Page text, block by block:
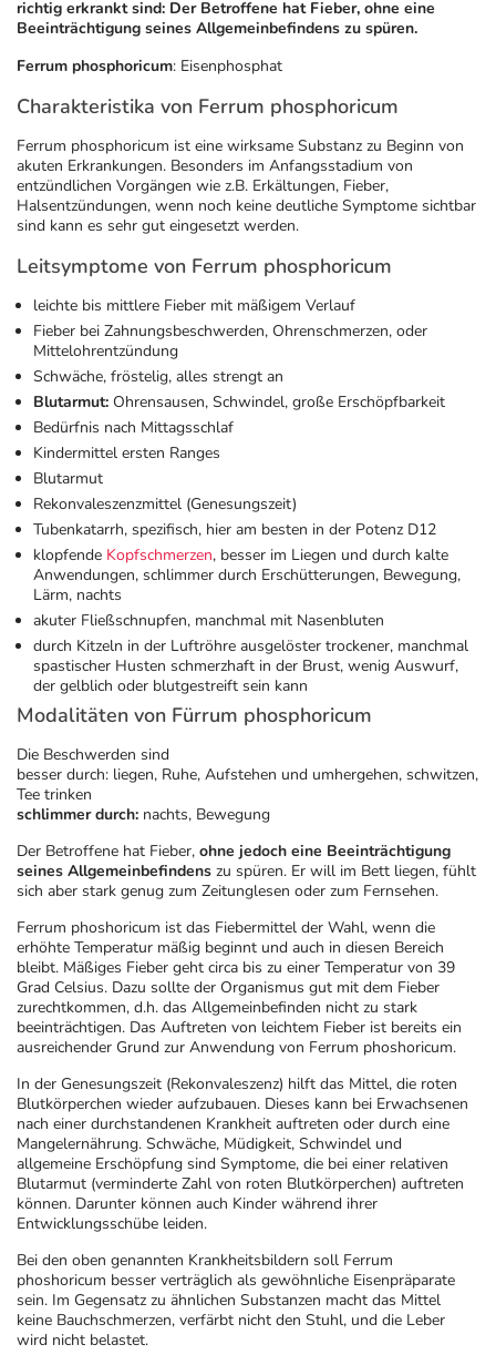
Körperpflege & Kosmetik
Liebe & Erotik
Mutter & Kind
Nahrungsergänzung
Natur & Homöopathie
Sanitätshaus
Sport & Fitness
Tierapotheke
Vitamine & Mineralstoffe
Marken
Aktuelle Coupons 7
Summer SALE
Reiseapotheke
Insektenschutz
Sonnenpflege
Sommerpflege für Haar und Kopfhaut
Täglich gut versorgt
Kontakt
Ratgeber
Beliebte Beiträge
E-Rezept einlösen
E-Rezept App
Avene & Ducray Deals
Eucerin Deals
Evolsin Deals
Frontline & Frontpro Deals
Nattermann Deals
R(h)ein Nutrition Deals
Refluthin, Lasea & Carmenthin Deals
Salus Deals
richtig erkrankt sind: Der Betroffene hat Fieber, ohne eine
Beeinträchtigung seines Allgemeinbefindens zu spüren.
Ferrum phosphoricum: Eisenphosphat
Charakteristika von Ferrum phosphoricum
Ferrum phosphoricum ist eine wirksame Substanz zu Beginn von
akuten Erkrankungen. Besonders im Anfangsstadium von
entzündlichen Vorgängen wie z.B. Erkältungen, Fieber,
Halsentzündungen, wenn noch keine deutliche Symptome sichtbar
sind kann es sehr gut eingesetzt werden.
Leitsymptome von Ferrum phosphoricum
leichte bis mittlere Fieber mit mäßigem Verlauf
Fieber bei Zahnungsbeschwerden, Ohrenschmerzen, oder
Mittelohrentzündung
Schwäche, fröstelig, alles strengt an
Blutarmut: Ohrensausen, Schwindel, große Erschöpfbarkeit
Bedürfnis nach Mittagsschlaf
Kindermittel ersten Ranges
Blutarmut
Rekonvaleszenzmittel (Genesungszeit)
Tubenkatarrh, spezifisch, hier am besten in der Potenz D12
klopfende Kopfschmerzen, besser im Liegen und durch kalte
Anwendungen, schlimmer durch Erschütterungen, Bewegung,
Lärm, nachts
akuter Fließschnupfen, manchmal mit Nasenbluten
durch Kitzeln in der Luftröhre ausgelöster trockener, manchmal
spastischer Husten schmerzhaft in der Brust, wenig Auswurf,
der gelblich oder blutgestreift sein kann
Modalitäten von Fürrum phosphoricum
Die Beschwerden sind
besser durch: liegen, Ruhe, Aufstehen und umhergehen, schwitzen,
Tee trinken
schlimmer durch: nachts, Bewegung
Der Betroffene hat Fieber, ohne jedoch eine Beeinträchtigung
seines Allgemeinbefindens zu spüren. Er will im Bett liegen, fühlt
sich aber stark genug zum Zeitunglesen oder zum Fernsehen.
Ferrum phoshoricum ist das Fiebermittel der Wahl, wenn die
erhöhte Temperatur mäßig beginnt und auch in diesen Bereich
bleibt. Mäßiges Fieber geht circa bis zu einer Temperatur von 39
Grad Celsius. Dazu sollte der Organismus gut mit dem Fieber
zurechtkommen, d.h. das Allgemeinbefinden nicht zu stark
beeinträchtigen. Das Auftreten von leichtem Fieber ist bereits ein
ausreichender Grund zur Anwendung von Ferrum phoshoricum.
In der Genesungszeit (Rekonvaleszenz) hilft das Mittel, die roten
Blutkörperchen wieder aufzubauen. Dieses kann bei Erwachsenen
nach einer durchstandenen Krankheit auftreten oder durch eine
Mangelernährung. Schwäche, Müdigkeit, Schwindel und
allgemeine Erschöpfung sind Symptome, die bei einer relativen
Blutarmut (verminderte Zahl von roten Blutkörperchen) auftreten
können. Darunter können auch Kinder während ihrer
Entwicklungsschübe leiden.
Bei den oben genannten Krankheitsbildern soll Ferrum
phoshoricum besser verträglich als gewöhnliche Eisenpräparate
sein. Im Gegensatz zu ähnlichen Substanzen macht das Mittel
keine Bauchschmerzen, verfärbt nicht den Stuhl, und die Leber
wird nicht belastet.